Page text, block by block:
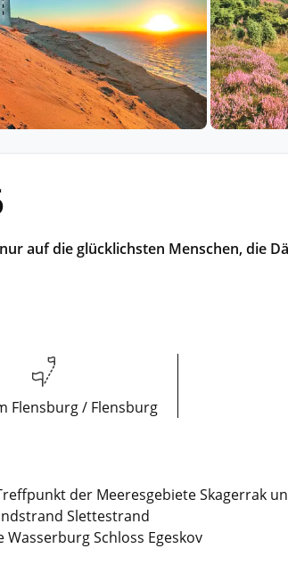
an Land entdecken.
auf die glücklichsten Menschen, die
Flensburg / Flensburg
der Meeresgebiete Skagerrak
Slettestrand
Wasserburg Schloss Egeskov